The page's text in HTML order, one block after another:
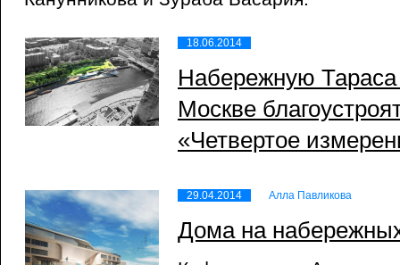
18.06.2014
Набережную
Москве
«Четвертое
29.04.2014 Алла Павликова
Дома на